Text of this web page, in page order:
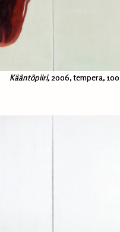
Kääntöpiiri, 2006, tempera,